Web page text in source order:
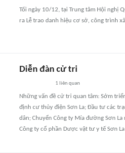
Tối ngày 10/12, tại Trung tâm Hội nghị
ra Lễ trao danh hiệu cơ sở, công trình
Diễn đàn cử tri
1 liên quan
Những vấn đề cử tri quan tâm: Sớm
định cư thủy điện Sơn La; Đầu tư các
dân; Chuyển Công ty Mía đường Sơn
Công ty cổ phần Dược vật tư y tế Sơn La